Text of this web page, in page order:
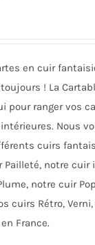
la
page
du
produit
en cuir
! La
pour ranger vos
Nous
cuirs
Pailleté, notre cuir
notre cuir
cuirs Rétro,
France.